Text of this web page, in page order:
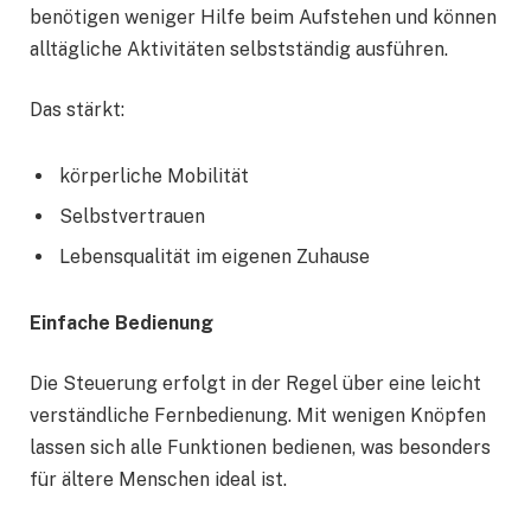
benötigen weniger Hilfe beim Aufstehen und können
alltägliche Aktivitäten selbstständig ausführen.
Das stärkt:
körperliche Mobilität
Selbstvertrauen
Lebensqualität im eigenen Zuhause
Einfache Bedienung
Die Steuerung erfolgt in der Regel über eine leicht
verständliche Fernbedienung. Mit wenigen Knöpfen
lassen sich alle Funktionen bedienen, was besonders
für ältere Menschen ideal ist.